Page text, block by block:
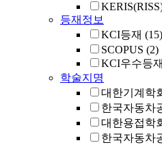
등재정보
KCI등재 (15)
SCOPUS (2)
KCI우수등재
학술지명
대한기계학
한국자동차
대한용접학
한국자동차